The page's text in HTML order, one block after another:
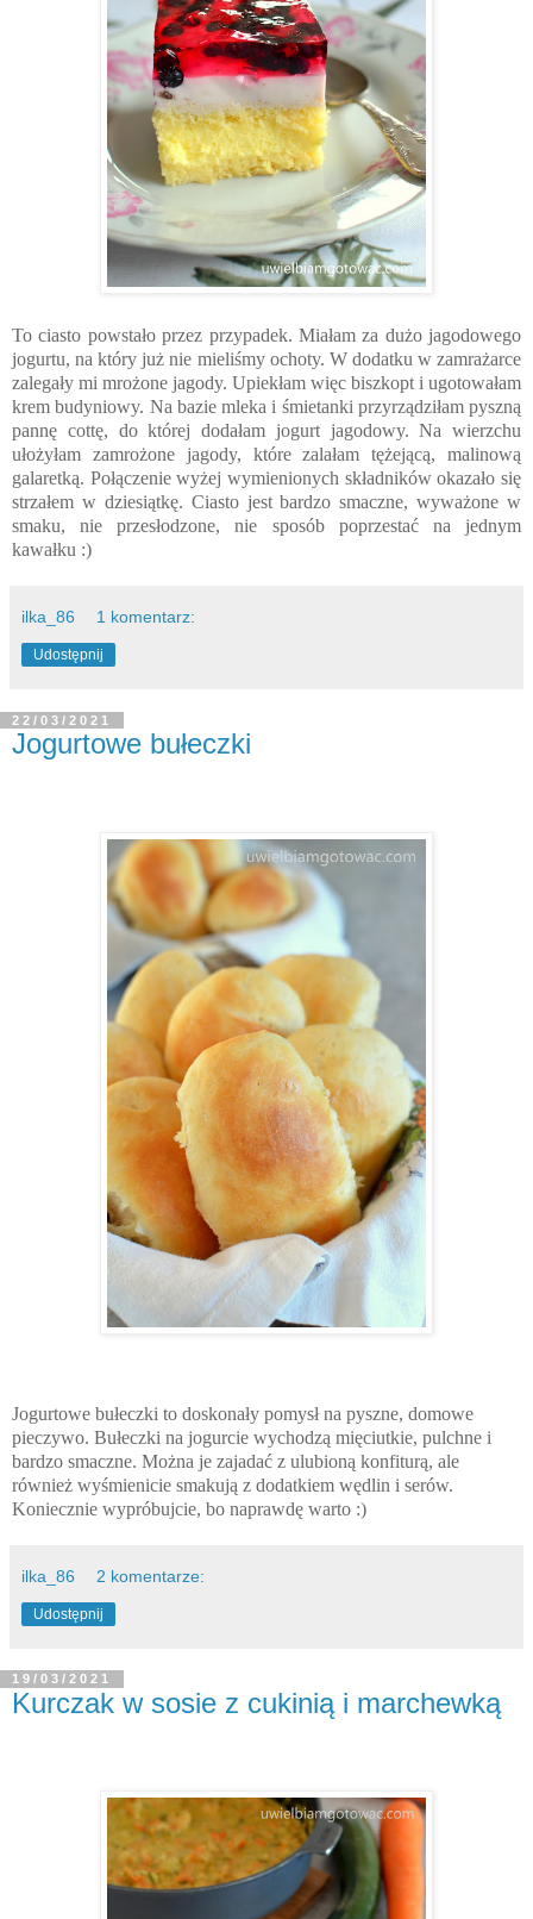
To ciasto powstało przez przypadek. Miałam za dużo jagodowego
jogurtu, na który już nie mieliśmy ochoty. W dodatku w zamrażarce
zalegały mi mrożone jagody. Upiekłam więc biszkopt i ugotowałam
krem budyniowy. Na bazie mleka i śmietanki przyrządziłam pyszną
pannę cottę, do której dodałam jogurt jagodowy. Na wierzchu
ułożyłam zamrożone jagody, które zalałam tężejącą, malinową
galaretką. Połączenie wyżej wymienionych składników okazało się
strzałem w dziesiątkę. Ciasto jest bardzo smaczne, wyważone w
smaku, nie przesłodzone, nie sposób poprzestać na jednym
kawałku :)
ilka_86 1 komentarz:
Udostępnij
22/03/2021
Jogurtowe bułeczki
Jogurtowe bułeczki to doskonały pomysł na pyszne, domowe
pieczywo. Bułeczki na jogurcie wychodzą mięciutkie, pulchne i
bardzo smaczne. Można je zajadać z ulubioną konfiturą, ale
również wyśmienicie smakują z dodatkiem wędlin i serów.
Koniecznie wypróbujcie, bo naprawdę warto :)
ilka_86 2 komentarze:
Udostępnij
19/03/2021
Kurczak w sosie z cukinią i marchewką